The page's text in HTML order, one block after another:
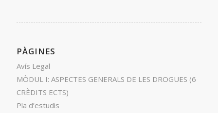
PÀGINES
Avís Legal
MÒDUL I: ASPECTES GENERALS DE LES DROGUES (6
CRÈDITS ECTS)
Pla d’estudis